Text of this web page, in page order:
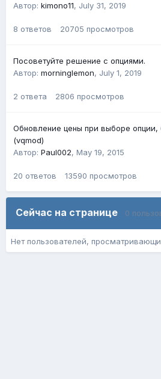
Автор: kimono11, July 31, 2019
8 ответов 20705 просмотров
Посоветуйте решение с опциями.
Автор: morninglemon, July 1, 2019
2 ответа 2806 просмотров
Обновление цены при выборе опции,
(vqmod)
Автор: Paul002, May 19, 2015
20 ответов 13590 просмотров
Сейчас на странице 0
Нет пользователей,